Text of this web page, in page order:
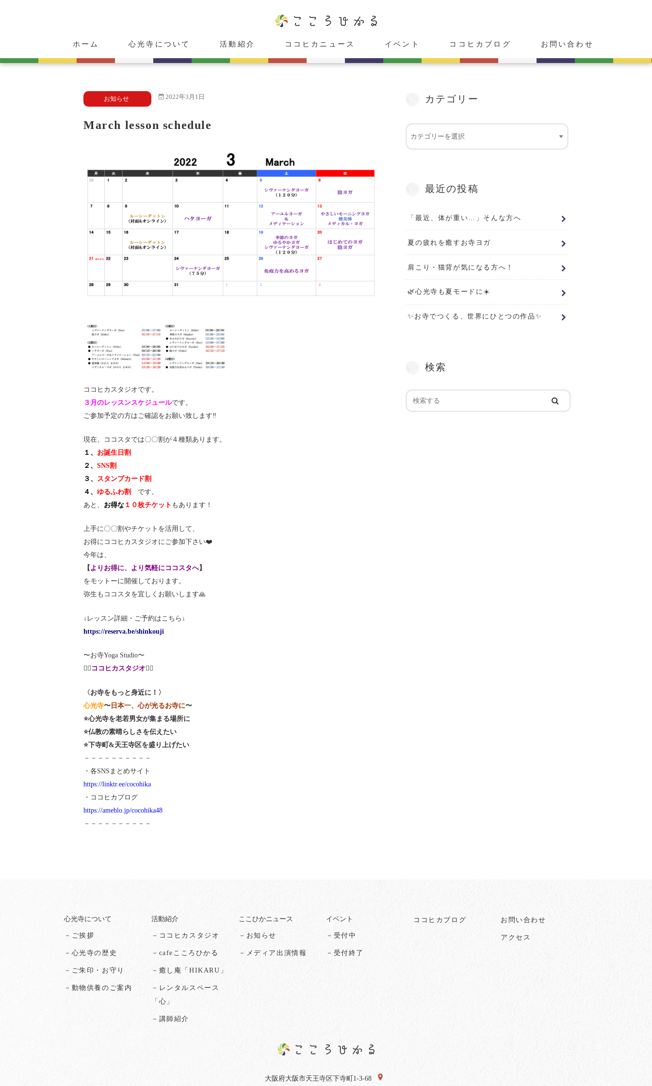
ホーム 心光寺について
ご挨拶
心光寺の歴史
ご朱印・お守り
動物供養のご案内
活動紹介
ココヒカスタジオ
cafeこころひかる
癒し庵「HIKARU」
レンタルスペース「心」
ココヒカメンバー紹介
ココヒカニュース
お知らせ
メディア出演情報
イベント
受付中
受付終了
ココヒカブログ お問い合わせ
お知らせ 2022年3月1日
March lesson schedule
ココヒカスタジオです。
３月のレッスンスケジュールです。
ご参加予定の方はご確認をお願い致します‼️
現在、ココスタでは〇〇割が４種類あります。
１、 お誕生日割
２、 SNS割
３、 スタンプカード割
４、 ゆるふわ割
です。
あと、 お得な １０枚チケット もあります！
上手に〇〇割やチケットを活用して、
お得にココヒカスタジオにご参加下さい❤️
今年は、
【 よりお得に、より気軽にココスタへ】
をモットーに開催しております。
弥生もココスタを宜しくお願いします🙏
↓レッスン詳細・ご予約はこちら↓
https://reserva.be/shinkouji
〜お寺Yoga Studio〜
🧘‍♀️ ココヒカスタジオ 🧘‍♂️
〈お寺をもっと身近に！〉
心光寺〜 日本一、心が光るお寺に〜
⭐️心光寺を老若男女が集まる場所に
⭐️仏教の素晴らしさを伝えたい
⭐️下寺町&天王寺区を盛り上げたい
－－－－－－－－－－
・各SNSまとめサイト
https://linktr.ee/cocohika
・ココヒカブログ
https://ameblo.jp/cocohika48
－－－－－－－－－－
カテゴリー
最近の投稿
「最近、体が重い…」そんな方へ
夏の疲れを癒すお寺ヨガ
肩こり・猫背が気になる方へ！
🌿心光寺も夏モードに☀️
✨お寺でつくる、世界にひとつの作品✨
検索
心光寺について
－ご挨拶
－心光寺の歴史
－ご朱印・お守り
－動物供養のご案内
活動紹介
－ココヒカスタジオ
－cafeこころひかる
－癒し庵「HIKARU」
－レンタルスペース
「心」
－講師紹介
ここひかニュース
－お知らせ
－メディア出演情報
イベント
－受付中
－受付終了
ココヒカブログ お問い合わせ
アクセス
大阪府大阪市天王寺区下寺町1-3-68